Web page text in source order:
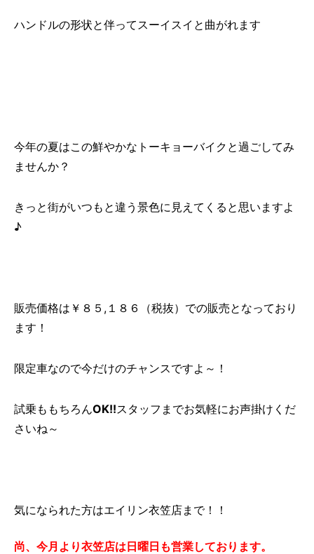
ハンドルの形状と伴ってスーイスイと曲がれます
今年の夏はこの鮮やかなトーキョーバイクと過ごしてみ
ませんか？
きっと街がいつもと違う景色に見えてくると思いますよ
♪
販売価格は￥８５,１８６（税抜）での販売となっており
ます！
限定車なので今だけのチャンスですよ～！
試乗ももちろんOK!!スタッフまでお気軽にお声掛けくだ
さいね～
気になられた方はエイリン衣笠店まで！！
尚、今月より衣笠店は日曜日も営業しております。